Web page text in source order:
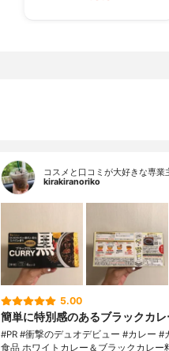
コスメと口コミが大好きな専業
kirakiranoriko
5.00
簡単に特別感のあるブラックカレ
#PR #衝撃のデュオデビュー #カレー #
食品 ホワイトカレー＆ブラックカレー